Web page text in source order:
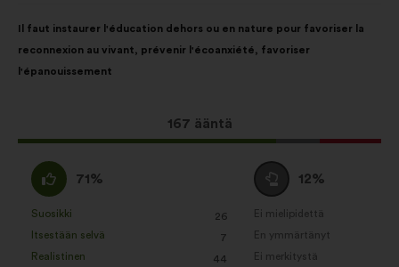
sisältö:
Il faut instaurer l'éducation dehors ou en nature pour favoriser la
reconnexion au vivant, prévenir l'écoanxiété, favoriser
l'épanouissement
Tämä
ehdotus
167 ääntä
jakautuminen:
samaa
mieltä
:
71%
Suosikki
: 26
kertaa
Itsestään selvä
: 7
kertaa
Realistinen
: 44
kertaa
Äänestä
tyhjää
:
12%
Ei mielipidettä
:kertaa
En ymmärtänyt
:kertaa
Ei merkitystä
:kertaa